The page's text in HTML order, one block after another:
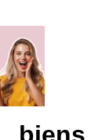
biens